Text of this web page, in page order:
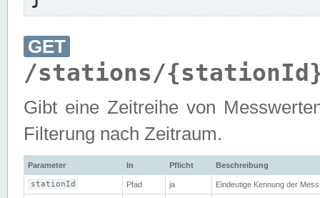
GET
/stations/
Gibt eine Zeitreihe von
Filterung nach Zeitraum.
Parameter In Pflicht Beschreibung
stationId Pfad ja Eindeutige Kennung der